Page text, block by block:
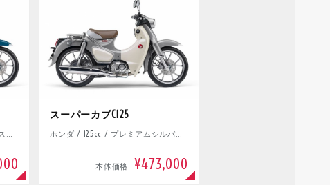
ホンダ / 125cc / パールボスポラスブルー
スーパーカブC125
ホンダ / 125cc / プレミアムシルバーメタリック
本体価格 ¥473,000